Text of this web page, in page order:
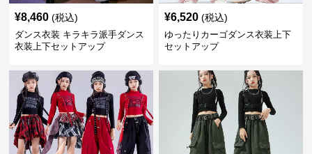
¥8,460 (税込)
ダンス衣装 キラキラ派手ダンス
衣装上下セットアップ
¥6,520 (税込)
ゆったりカーゴダンス衣装上下
セットアップ